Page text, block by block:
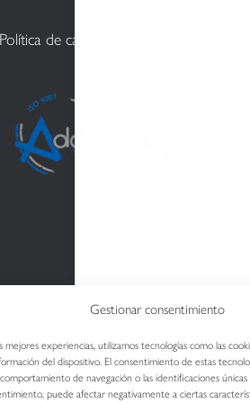
Gestionar consentimiento
mejores experiencias, utilizamos tecnologías como las
del dispositivo. El consentimiento de estas
de navegación o las identificaciones
puede afectar negativamente a ciertas
Política de calidad y medioambiente